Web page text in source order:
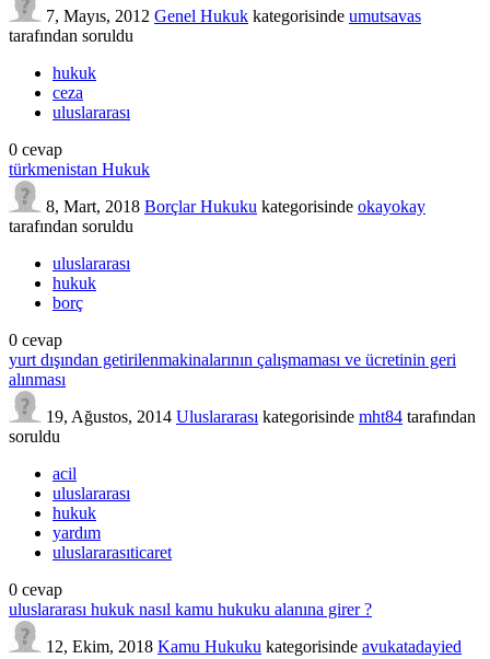
7, Mayıs, 2012 Genel Hukuk kategorisinde umutsavas
tarafından soruldu
hukuk
ceza
uluslararası
0 cevap
türkmenistan Hukuk
8, Mart, 2018 Borçlar Hukuku kategorisinde okayokay
tarafından soruldu
uluslararası
hukuk
borç
0 cevap
yurt dışından getirilenmakinalarının çalışmaması ve ücretinin geri
alınması
19, Ağustos, 2014 Uluslararası kategorisinde mht84 tarafından
soruldu
acil
uluslararası
hukuk
yardım
uluslararasıticaret
0 cevap
uluslararası hukuk nasıl kamu hukuku alanına girer ?
12, Ekim, 2018 Kamu Hukuku kategorisinde avukatadayied